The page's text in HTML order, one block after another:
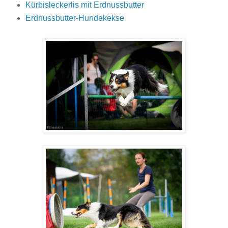
Kürbisleckerlis mit Erdnussbutter
Erdnussbutter-Hundekekse